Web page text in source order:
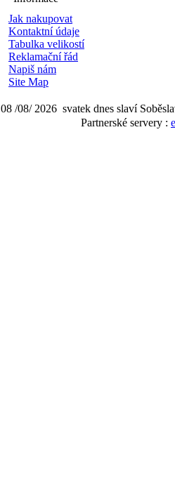
Jak nakupovat
Kontaktní údaje
Tabulka velikostí
Reklamační řád
Napiš nám
Site Map
08 /08/ 2026 svatek dnes slaví
Partnerské servery :